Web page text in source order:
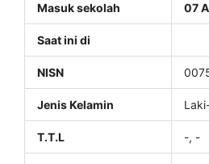
Masuk sekolah 07
Saat ini di
NISN
Jenis Kelamin
T.T.L -, -